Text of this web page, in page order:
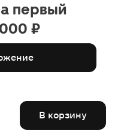
первый
₽
В корзину